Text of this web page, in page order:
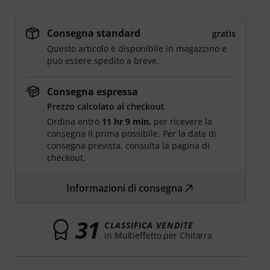
Consegna standard
gratis
Questo articolo è disponibile in magazzino e
può essere spedito a breve.
Consegna espressa
Prezzo calcolato al checkout
Ordina entro 11 hr 9 min. per ricevere la
consegna il prima possibile. Per la data di
consegna prevista, consulta la pagina di
checkout.
Informazioni di consegna
31 CLASSIFICA VENDITE
in Multieffetto per Chitarra